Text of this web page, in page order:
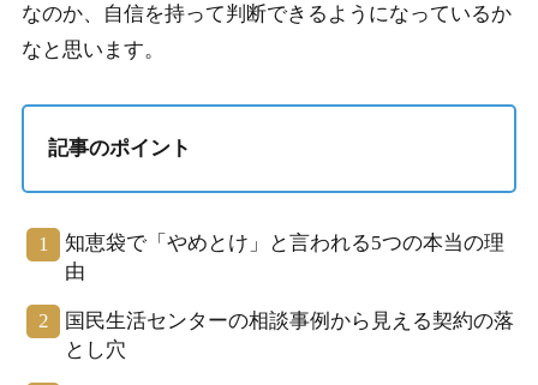
なのか、自信を持って判断できるようになっているか
なと思います。
記事のポイント
知恵袋で「やめとけ」と言われる5つの本当の理
由
国民生活センターの相談事例から見える契約の落
とし穴